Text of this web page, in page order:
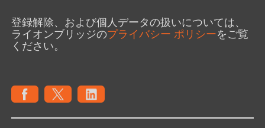
登録解除、および個人データの扱いについては、
ライオンブリッジのプライバシー ポリシーをご覧
ください。